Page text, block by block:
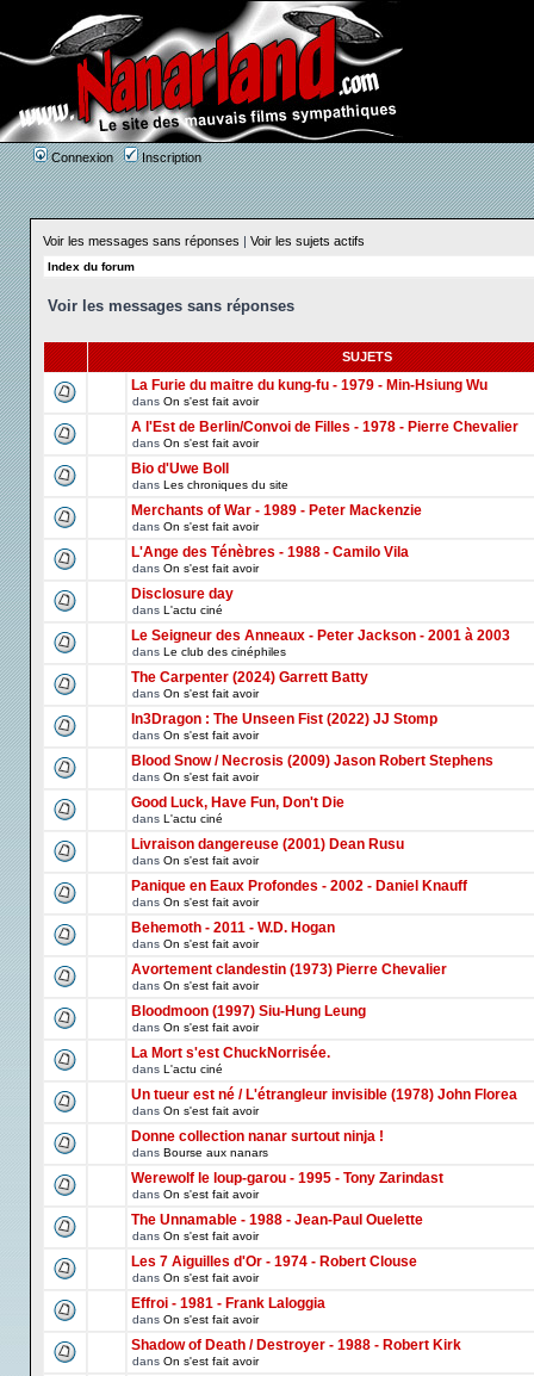
Connexion Inscription
Voir les messages sans réponses | Voir les sujets actifs
Index du forum
Voir les messages sans réponses
SUJETS
La Furie du maitre du kung-fu - 1979 - Min-Hsiung Wu
dans On s'est fait avoir
A l'Est de Berlin/Convoi de Filles - 1978 - Pierre Chevalier
dans On s'est fait avoir
Bio d'Uwe Boll
dans Les chroniques du site
Merchants of War - 1989 - Peter Mackenzie
dans On s'est fait avoir
L'Ange des Ténèbres - 1988 - Camilo Vila
dans On s'est fait avoir
Disclosure day
dans L'actu ciné
Le Seigneur des Anneaux - Peter Jackson - 2001 à 2003
dans Le club des cinéphiles
The Carpenter (2024) Garrett Batty
dans On s'est fait avoir
In3Dragon : The Unseen Fist (2022) JJ Stomp
dans On s'est fait avoir
Blood Snow / Necrosis (2009) Jason Robert Stephens
dans On s'est fait avoir
Good Luck, Have Fun, Don't Die
dans L'actu ciné
Livraison dangereuse (2001) Dean Rusu
dans On s'est fait avoir
Panique en Eaux Profondes - 2002 - Daniel Knauff
dans On s'est fait avoir
Behemoth - 2011 - W.D. Hogan
dans On s'est fait avoir
Avortement clandestin (1973) Pierre Chevalier
dans On s'est fait avoir
Bloodmoon (1997) Siu-Hung Leung
dans On s'est fait avoir
La Mort s'est ChuckNorrisée.
dans L'actu ciné
Un tueur est né / L'étrangleur invisible (1978) John Florea
dans On s'est fait avoir
Donne collection nanar surtout ninja !
dans Bourse aux nanars
Werewolf le loup-garou - 1995 - Tony Zarindast
dans On s'est fait avoir
The Unnamable - 1988 - Jean-Paul Ouelette
dans On s'est fait avoir
Les 7 Aiguilles d'Or - 1974 - Robert Clouse
dans On s'est fait avoir
Effroi - 1981 - Frank Laloggia
dans On s'est fait avoir
Shadow of Death / Destroyer - 1988 - Robert Kirk
dans On s'est fait avoir